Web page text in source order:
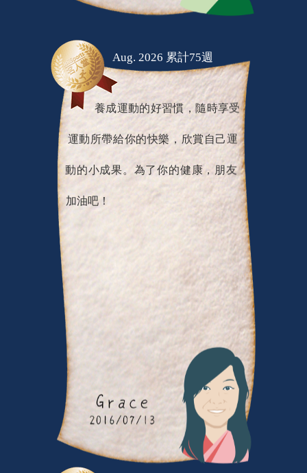
養成運動的好習慣，隨時享受
運動所帶給你的快樂，欣賞自己運
動的小成果。為了你的健康，朋友